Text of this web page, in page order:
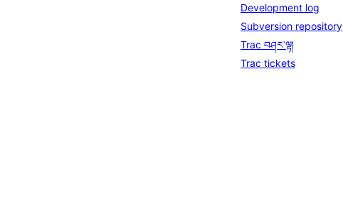
Development log
Subversion repository
Trac བཤར་ལྟ།
Trac tickets